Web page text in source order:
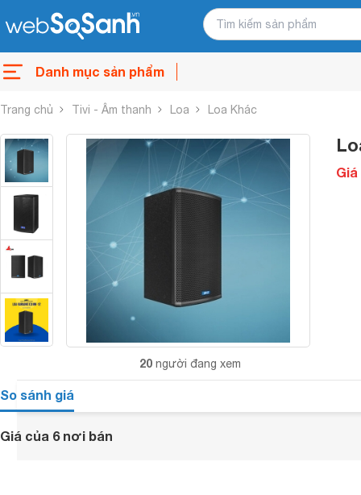
Danh mục sản phẩm
Trang chủ Tivi - Âm thanh Loa Loa Khác
20 người đang xem
Giá
So sánh giá
Giá của 6 nơi bán